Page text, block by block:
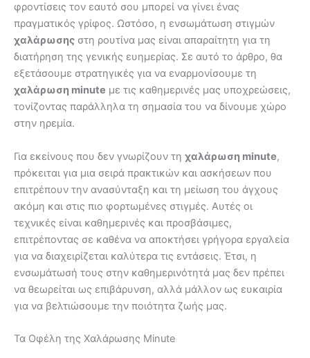
φροντίσεις τον εαυτό σου μπορεί να γίνει ένας
πραγματικός γρίφος. Ωστόσο, η ενσωμάτωση στιγμών
χαλάρωσης στη ρουτίνα μας είναι απαραίτητη για τη
διατήρηση της γενικής ευημερίας. Σε αυτό το άρθρο, θα
εξετάσουμε στρατηγικές για να εναρμονίσουμε τη
χαλάρωση minute με τις καθημερινές μας υποχρεώσεις,
τονίζοντας παράλληλα τη σημασία του να δίνουμε χώρο
στην ηρεμία.
Για εκείνους που δεν γνωρίζουν τη χαλάρωση minute,
πρόκειται για μια σειρά πρακτικών και ασκήσεων που
επιτρέπουν την ανασύνταξη και τη μείωση του άγχους
ακόμη και στις πιο φορτωμένες στιγμές. Αυτές οι
τεχνικές είναι καθημερινές και προσβάσιμες,
επιτρέποντας σε καθένα να αποκτήσει γρήγορα εργαλεία
για να διαχειρίζεται καλύτερα τις εντάσεις. Έτσι, η
ενσωμάτωσή τους στην καθημερινότητά μας δεν πρέπει
να θεωρείται ως επιβάρυνση, αλλά μάλλον ως ευκαιρία
για να βελτιώσουμε την ποιότητα ζωής μας.
Τα Οφέλη της Χαλάρωσης Minute